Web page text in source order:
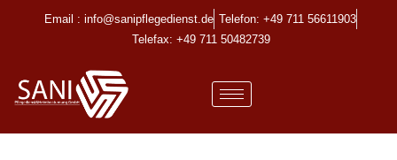
Email : info@sanipflegedienst.de Telefon: +49 711 56611903
Telefax: +49 711 50482739